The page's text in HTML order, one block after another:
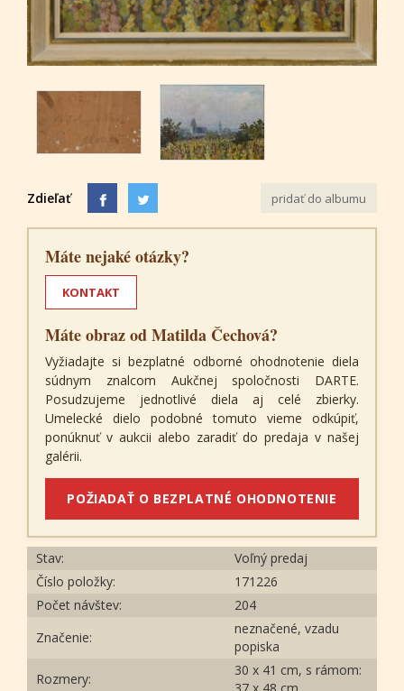
Zdieľať pridať do albumu
Máte nejaké otázky?
KONTAKT
Máte obraz od Matilda Čechová?
Vyžiadajte si bezplatné odborné ohodnotenie diela
súdnym znalcom Aukčnej spoločnosti DARTE.
Posudzujeme jednotlivé diela aj celé zbierky.
Umelecké dielo podobné tomuto vieme odkúpiť,
ponúknuť v aukcii alebo zaradiť do predaja v našej
galérii.
POŽIADAŤ O BEZPLATNÉ OHODNOTENIE
Stav:
Voľný predaj
Číslo položky:
171226
Počet návštev:
204
Značenie:
neznačené, vzadu
popiska
Rozmery:
30 x 41 cm, s rámom: